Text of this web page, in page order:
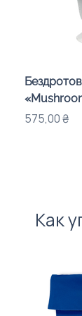
Цена
575,00 ₴
Как